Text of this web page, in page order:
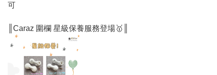
可
║Caraz 圍欄 星級保養服務登場🥇║